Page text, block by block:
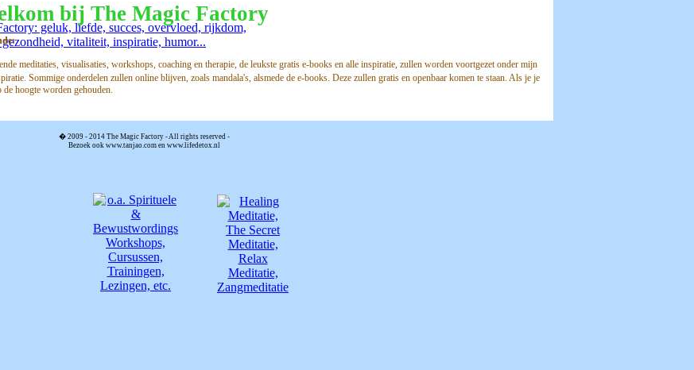
� 2009 - 2014 The Magic Factory-All rights reserved-
Bezoek ook www.tanjao.comen www.lifedetox.nl
bij The Magic Factory
meditaties, visualisaties, workshops, coaching en therapie, de leukste gratis e-books en alle inspiratie, zullen worden voortgezet onder mijn
Sommige onderdelen zullen online blijven, zoals mandala's, alsmede de e-books. Deze zullen gratis en openbaar komen te staan. Als je je
hoogte worden gehouden.